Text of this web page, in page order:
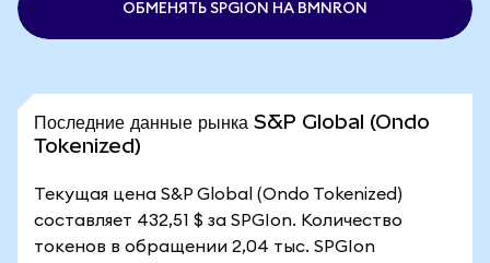
ОБМЕНЯТЬ SPGION НА BMNRON
Последние данные рынка S&P Global (Ondo
Tokenized)
Текущая цена S&P Global (Ondo Tokenized)
составляет 432,51 $ за SPGIon. Количество
токенов в обращении 2,04 тыс. SPGIon